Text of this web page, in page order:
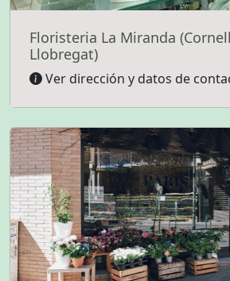
Floristeria La Miranda
Llobregat)
Ver dirección y datos de